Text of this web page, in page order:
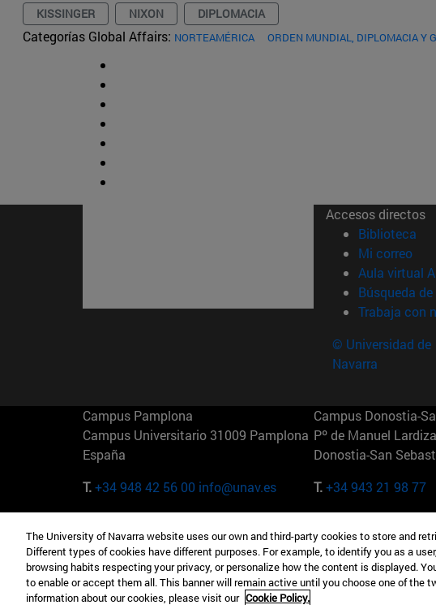
KISSINGER NIXON DIPLOMACIA
Categorías Global Affairs: NORTEAMÉRICA ORDEN MUNDIAL, DIPLOMACIA Y
Accesos directos
Biblioteca
Mi correo
Aula virtual
Búsqueda
Trabaja con
© Universidad de
Navarra
Campus Pamplona
Campus Universitario 31009 Pamplona
España
T.+34 948 42 56 00 info@unav.es
Campus Donostia-
Pº de Manuel
Donostia-San
T.+34 943 21 98 77
Camino del Cerro Águila 3 28023
Madrid España
T.+34 912 11 30 00
165 W 57th St
EE.UU
T.+1 646 346 8850
The University of Navarra website uses our own and third-party cookies to store and
Different types of cookies have different purposes. For example, to identify you as a
browsing habits respecting your privacy, or personalize how the content is displayed.
to enable or accept them all. This banner will remain active until you choose one of the
information about our cookies, please visit our Cookie Policy.